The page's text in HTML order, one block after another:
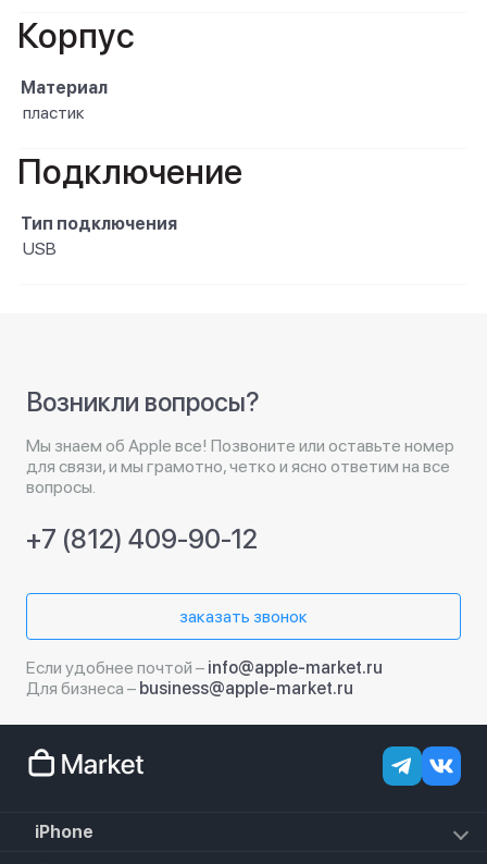
Корпус
Материал
пластик
Подключение
Тип подключения
USB
Возникли вопросы?
Мы знаем об Apple все! Позвоните или оставьте номер
для связи, и мы грамотно, четко и ясно ответим на все
вопросы.
+7 (812) 409-90-12
заказать звонок
Если удобнее почтой – info@apple-market.ru
Для бизнеса – business@apple-market.ru
iPhone